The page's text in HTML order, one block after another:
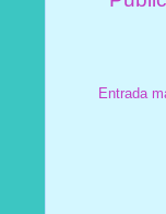
Entrada